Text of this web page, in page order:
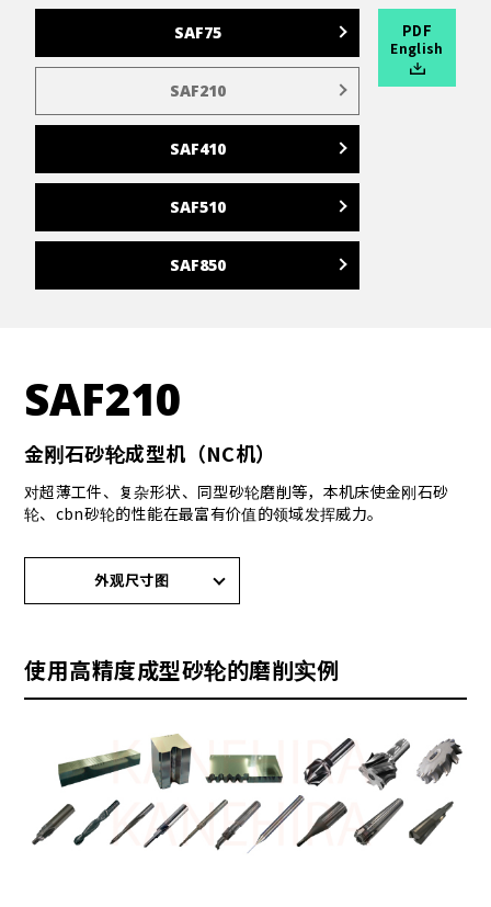
SAF75
SAF210
SAF410
SAF510
SAF850
PDF
English
SAF210
金刚石砂轮成型机（NC机）
对超薄工件、复杂形状、同型砂轮磨削等，本机床使金刚石砂
轮、cbn砂轮的性能在最富有价值的领域发挥威力。
外观尺寸图
使用高精度成型砂轮的磨削实例